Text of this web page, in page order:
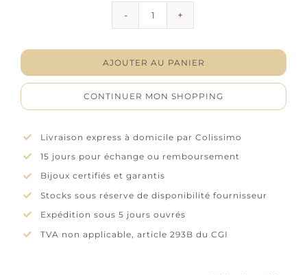
"Chrysolia"
-
Laque
rhodié
AJOUTER AU PANIER
CONTINUER MON SHOPPING
Livraison express à domicile par Colissimo
15 jours pour échange ou remboursement
Bijoux certifiés et garantis
Stocks sous réserve de disponibilité fournisseur
Expédition sous 5 jours ouvrés
TVA non applicable, article 293B du CGI